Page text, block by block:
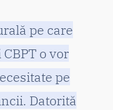
pe care
o vor
pe
Datorită